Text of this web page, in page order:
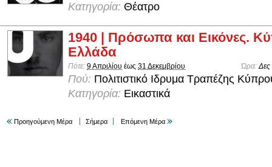
Κατηγορία: Θέατρο
1940 | Πρόσωπα και Εικόνες.
Ελλάδα
Πότε: 9 Απριλίου έως 31 Δεκεμβρίου Ώρα:Δες
Πού: Πολιτιστικό Ιδρυμα Τραπέζης
Κατηγορία: Εικαστικά
Προηγούμενη Μέρα Σήμερα Επόμενη Μέρα